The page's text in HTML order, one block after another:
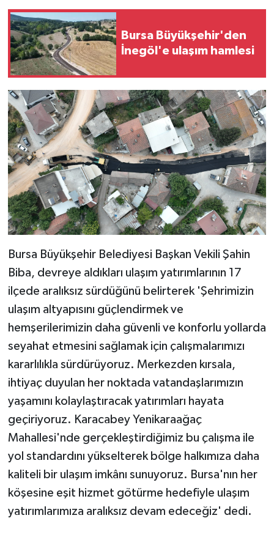
Bursa Büyükşehir'den
İnegöl'e ulaşım hamlesi
Bursa Büyükşehir Belediyesi Başkan Vekili Şahin
Biba, devreye aldıkları ulaşım yatırımlarının 17
ilçede aralıksız sürdüğünü belirterek 'Şehrimizin
ulaşım altyapısını güçlendirmek ve
hemşerilerimizin daha güvenli ve konforlu yollarda
seyahat etmesini sağlamak için çalışmalarımızı
kararlılıkla sürdürüyoruz. Merkezden kırsala,
ihtiyaç duyulan her noktada vatandaşlarımızın
yaşamını kolaylaştıracak yatırımları hayata
geçiriyoruz. Karacabey Yenikaraağaç
Mahallesi'nde gerçekleştirdiğimiz bu çalışma ile
yol standardını yükselterek bölge halkımıza daha
kaliteli bir ulaşım imkânı sunuyoruz. Bursa'nın her
köşesine eşit hizmet götürme hedefiyle ulaşım
yatırımlarımıza aralıksız devam edeceğiz' dedi.